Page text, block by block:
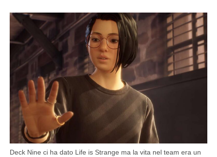
Deck Nine ci ha dato Life is Strange ma la vita nel team era un